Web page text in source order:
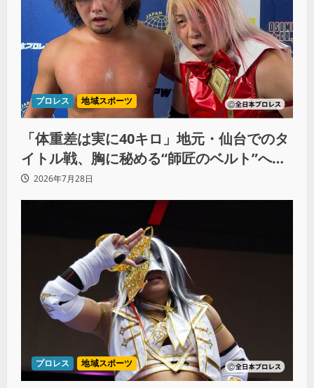
プロレス 地域スポーツ
「体重差は実に40キロ」地元・仙台でのタ
イトル戦、胸に秘める“師匠のベルト”への
想いと同期決戦への決意
2026年7月28日
プロレス 地域スポーツ